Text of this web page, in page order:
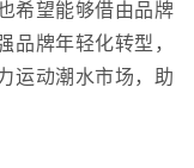
希望能够借由品牌
品牌年轻化转型，
运动潮水市场，助